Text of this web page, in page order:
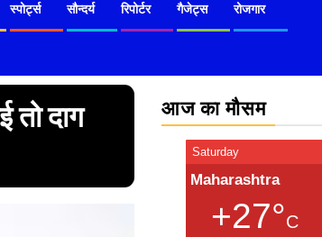
स्पोर्ट्स सौन्दर्य रिपोर्टर गैजेट्स रोजगार
तो दाग
आज का मौसम
Saturday
Maharashtra
+27°C